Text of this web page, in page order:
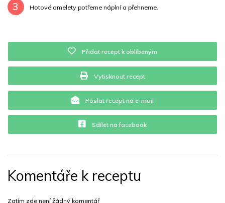
Vitamín E1.1 mg Vápník0 mg Železo29.7 mg
3 Hotové omelety potřeme náplní a přehneme.
Přidat recept k oblíbeným
Vytisknout recept
Poslat recept na e-mail
Sdílet na facebook
Komentáře k receptu
Zatím zde není žádný komentář